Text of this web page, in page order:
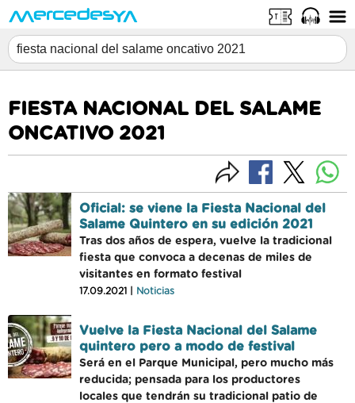
FIESTA NACIONAL DEL SALAME
ONCATIVO 2021
Oficial: se viene la Fiesta Nacional del
Salame Quintero en su edición 2021
Tras dos años de espera, vuelve la tradicional
fiesta que convoca a decenas de miles de
visitantes en formato festival
17.09.2021 | Noticias
Vuelve la Fiesta Nacional del Salame
quintero pero a modo de festival
Será en el Parque Municipal, pero mucho más
reducida; pensada para los productores
locales que tendrán su tradicional patio de